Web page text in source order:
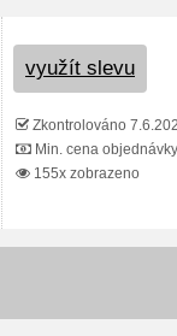
využít slevu
Zkontrolováno
Min. cena
155x zobrazeno